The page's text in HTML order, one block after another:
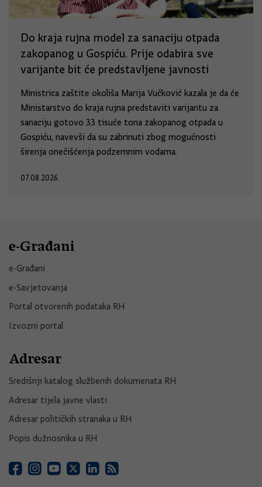
Do kraja rujna model za sanaciju otpada
zakopanog u Gospiću. Prije odabira sve
varijante bit će predstavljene javnosti
Ministrica zaštite okoliša Marija Vučković kazala je da će
Ministarstvo do kraja rujna predstaviti varijantu za
sanaciju gotovo 33 tisuće tona zakopanog otpada u
Gospiću, navevši da su zabrinuti zbog mogućnosti
širenja onečišćenja podzemnim vodama.
07.08.2026.
e-Građani
e-Građani
e-Savjetovanja
Portal otvorenih podataka RH
Izvozni portal
Adresar
Središnji katalog službenih dokumenata RH
Adresar tijela javne vlasti
Adresar političkih stranaka u RH
Popis dužnosnika u RH